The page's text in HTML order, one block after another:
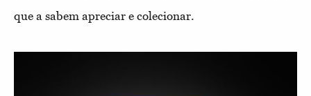
que a sabem apreciar e colecionar.